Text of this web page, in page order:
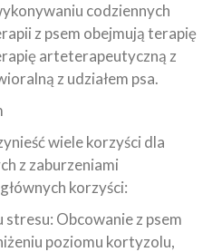
codziennych
z psem obejmują terapię
arteterapeutyczną z
z udziałem psa.
wiele korzyści dla
z zaburzeniami
korzyści:
stresu: Obcowanie z psem
poziomu kortyzolu,